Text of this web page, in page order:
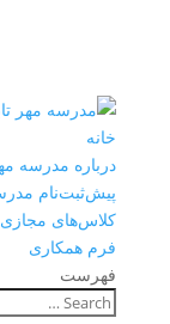
خانه
درباره مدرسه
پیش‌ثبت‌نام مدرسه
کلاس‌های مجازی
فرم همکاری
فهرست